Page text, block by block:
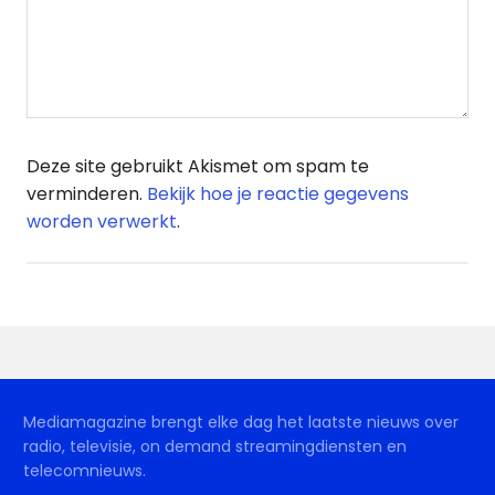
Deze site gebruikt Akismet om spam te
verminderen. Bekijk hoe je reactie gegevens
worden verwerkt.
Mediamagazine brengt elke dag het laatste nieuws over
radio, televisie, on demand streamingdiensten en
telecomnieuws.